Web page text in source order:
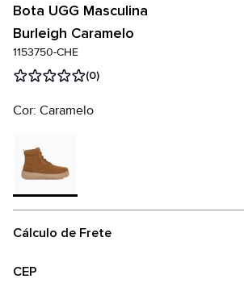
Bota UGG Masculina
Burleigh Caramelo
1153750-CHE
(0)
Cor: Caramelo
Cálculo de Frete
CEP